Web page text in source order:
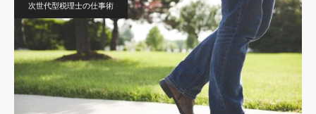
次世代型税理士の仕事術